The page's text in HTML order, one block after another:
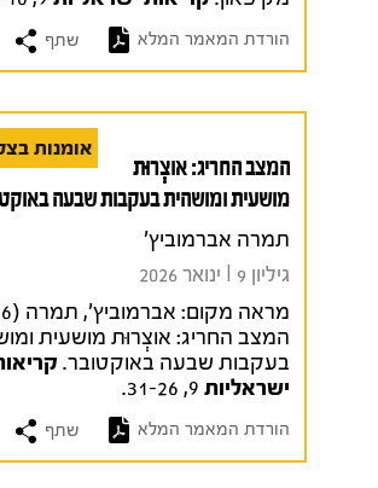
הורדת המאמר המלא שתף
אומנות
המצב החריג: אוצְְרוּת
מושעית ומושהית בעקבות שבעה
תמרה אברמוביץ'
גיליון 9 I ינואר 2026
מראה מקום:
המצב החריג: אוצְְרוּת מושעית
בעקבות שבעה באוקטובר.
ישראליות
הורדת המאמר המלא שתף